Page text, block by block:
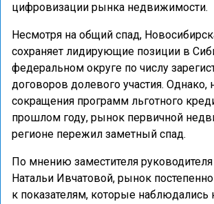
цифровизации рынка недвижимости.
Несмотря на общий спад,
сохраняет лидирующие позиции в
федеральном округе по числу
договоров долевого участия. Однако,
сокращения программ льготного
прошлом году, рынок первичной
регионе пережил заметный спад.
По мнению заместителя
Натальи Ивчатовой, рынок
к показателям, которые наблюдались